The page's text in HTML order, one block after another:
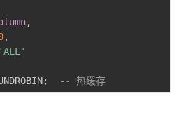
,
,
'ALL'
; -- 热缓存